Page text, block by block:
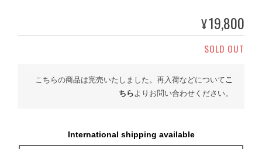
¥19,800
SOLD OUT
こちらの商品は完売いたしました。再入荷などについてこ
ちらよりお問い合わせください。
International shipping available